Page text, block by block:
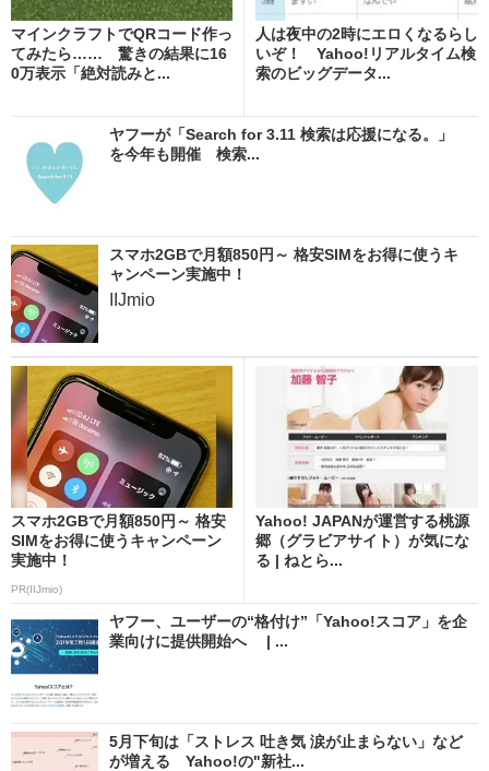
マインクラフトでQRコード作っ
てみたら…… 驚きの結果に16
0万表示「絶対読みと...
人は夜中の2時にエロくなるらし
いぞ！ Yahoo!リアルタイム検
索のビッグデータ...
ヤフーが「Search for 3.11 検索は応援になる。」
を今年も開催 検索...
スマホ2GBで月額850円～ 格安SIMをお得に使うキ
ャンペーン実施中！
IIJmio
スマホ2GBで月額850円～ 格安
SIMをお得に使うキャンペーン
実施中！
PR(IIJmio)
Yahoo! JAPANが運営する桃源
郷（グラビアサイト）が気にな
る | ねとら...
ヤフー、ユーザーの“格付け”「Yahoo!スコア」を企
業向けに提供開始へ | ...
5月下旬は「ストレス 吐き気 涙が止まらない」など
が増える Yahoo!の"新社...